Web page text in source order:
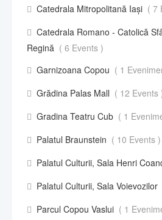
Catedrala Mitropolitană Iași ( 7
Catedrala Romano - Catolică
Regină ( 6 Events )
Garnizoana Copou ( 1
Grădina Palas Mall ( 12 Events
Gradina Teatru Cub ( 1
Palatul Braunstein ( 10 Events )
Palatul Culturii, Sala Henri
Palatul Culturii, Sala Voievozilor
Parcul Copou Vaslui ( 1